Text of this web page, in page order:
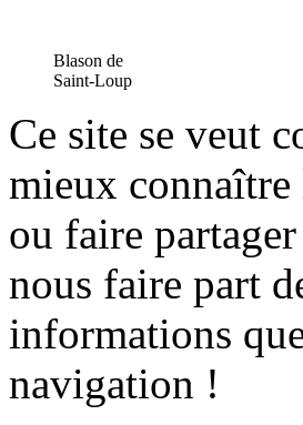
Blason de
Saint-Loup
Ce site se veut
mieux connaître
ou faire
nous faire part
informations
navigation !